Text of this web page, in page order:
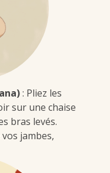
: Pliez les
sur une chaise
bras levés.
jambes,